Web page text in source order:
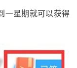
一星期就可以获得